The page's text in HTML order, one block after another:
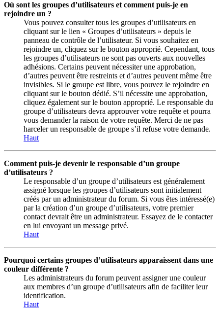
Où sont les groupes d’utilisateurs et comment puis-je en
rejoindre un ?
Vous pouvez consulter tous les groupes d’utilisateurs en
cliquant sur le lien « Groupes d’utilisateurs » depuis le
panneau de contrôle de l’utilisateur. Si vous souhaitez en
rejoindre un, cliquez sur le bouton approprié. Cependant, tous
les groupes d’utilisateurs ne sont pas ouverts aux nouvelles
adhésions. Certains peuvent nécessiter une approbation,
d’autres peuvent être restreints et d’autres peuvent même être
invisibles. Si le groupe est libre, vous pouvez le rejoindre en
cliquant sur le bouton dédié. S’il nécessite une approbation,
cliquez également sur le bouton approprié. Le responsable du
groupe d’utilisateurs devra approuver votre requête et pourra
vous demander la raison de votre requête. Merci de ne pas
harceler un responsable de groupe s’il refuse votre demande.
Haut
Comment puis-je devenir le responsable d’un groupe
d’utilisateurs ?
Le responsable d’un groupe d’utilisateurs est généralement
assigné lorsque les groupes d’utilisateurs sont initialement
créés par un administrateur du forum. Si vous êtes intéressé(e)
par la création d’un groupe d’utilisateurs, votre premier
contact devrait être un administrateur. Essayez de le contacter
en lui envoyant un message privé.
Haut
Pourquoi certains groupes d’utilisateurs apparaissent dans une
couleur différente ?
Les administrateurs du forum peuvent assigner une couleur
aux membres d’un groupe d’utilisateurs afin de faciliter leur
identification.
Haut